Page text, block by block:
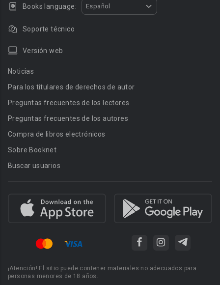
Books language: Español
Soporte técnico
Versión web
Noticias
Para los titulares de derechos de autor
Preguntas frecuentes de los lectores
Preguntas frecuentes de los autores
Compra de libros electrónicos
Sobre Booknet
Buscar usuarios
¡Atención! El sitio puede contener materiales no adecuados para
personas menores de 18 años.